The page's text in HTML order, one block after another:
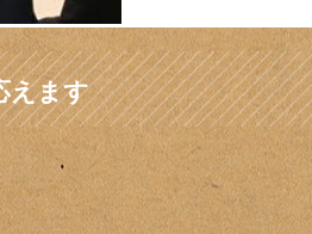
えます